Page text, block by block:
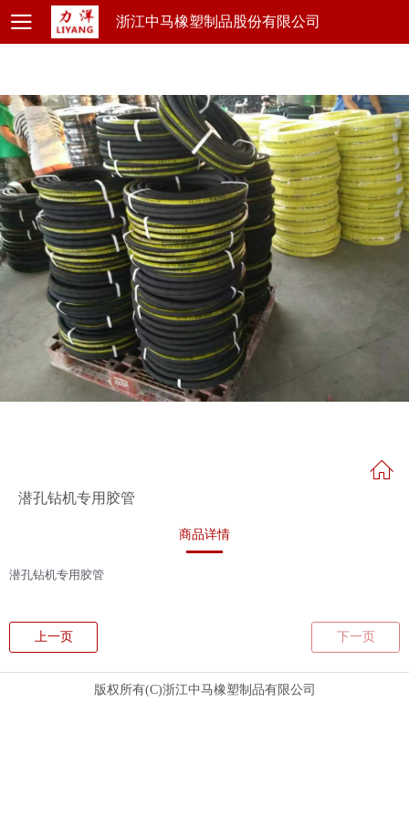
浙江中马橡塑制品股份有限公司
潜孔钻机专用胶管
商品详情
潜孔钻机专用胶管
上一页 下一页
版权所有(C)浙江中马橡塑制品有限公司